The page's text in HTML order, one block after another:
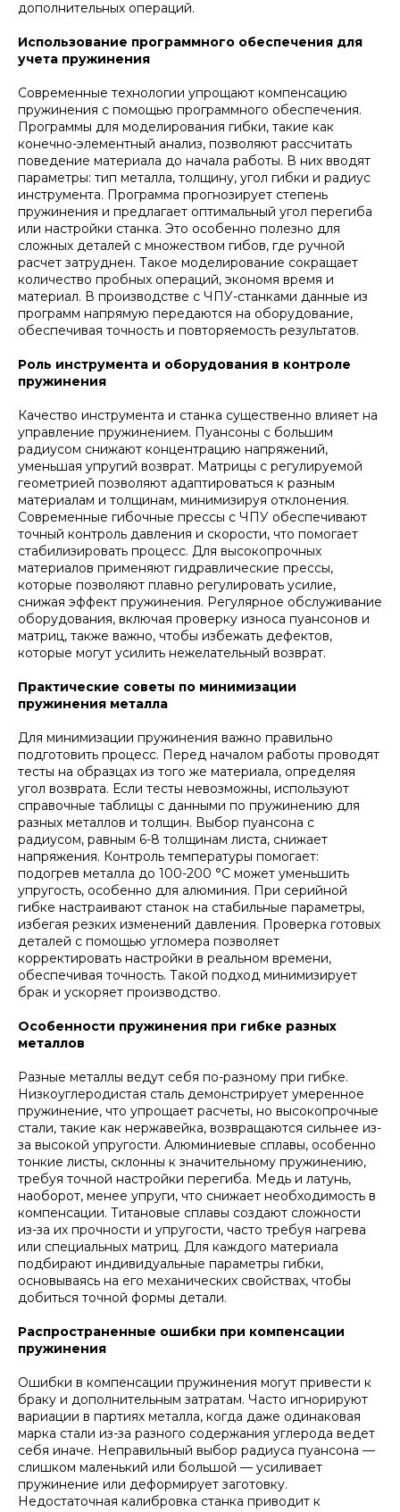
дополнительных операций.
Использование программного обеспечения для
учета пружинения
Современные технологии упрощают компенсацию
пружинения с помощью программного обеспечения.
Программы для моделирования гибки, такие как
конечно-элементный анализ, позволяют рассчитать
поведение материала до начала работы. В них вводят
параметры: тип металла, толщину, угол гибки и радиус
инструмента. Программа прогнозирует степень
пружинения и предлагает оптимальный угол перегиба
или настройки станка. Это особенно полезно для
сложных деталей с множеством гибов, где ручной
расчет затруднен. Такое моделирование сокращает
количество пробных операций, экономя время и
материал. В производстве с ЧПУ-станками данные из
программ напрямую передаются на оборудование,
обеспечивая точность и повторяемость результатов.
Роль инструмента и оборудования в контроле
пружинения
Качество инструмента и станка существенно влияет на
управление пружинением. Пуансоны с большим
радиусом снижают концентрацию напряжений,
уменьшая упругий возврат. Матрицы с регулируемой
геометрией позволяют адаптироваться к разным
материалам и толщинам, минимизируя отклонения.
Современные гибочные прессы с ЧПУ обеспечивают
точный контроль давления и скорости, что помогает
стабилизировать процесс. Для высокопрочных
материалов применяют гидравлические прессы,
которые позволяют плавно регулировать усилие,
снижая эффект пружинения. Регулярное обслуживание
оборудования, включая проверку износа пуансонов и
матриц, также важно, чтобы избежать дефектов,
которые могут усилить нежелательный возврат.
Практические советы по минимизации
пружинения металла
Для минимизации пружинения важно правильно
подготовить процесс. Перед началом работы проводят
тесты на образцах из того же материала, определяя
угол возврата. Если тесты невозможны, используют
справочные таблицы с данными по пружинению для
разных металлов и толщин. Выбор пуансона с
радиусом, равным 6-8 толщинам листа, снижает
напряжения. Контроль температуры помогает:
подогрев металла до 100-200 °C может уменьшить
упругость, особенно для алюминия. При серийной
гибке настраивают станок на стабильные параметры,
избегая резких изменений давления. Проверка готовых
деталей с помощью угломера позволяет
корректировать настройки в реальном времени,
обеспечивая точность. Такой подход минимизирует
брак и ускоряет производство.
Особенности пружинения при гибке разных
металлов
Разные металлы ведут себя по-разному при гибке.
Низкоуглеродистая сталь демонстрирует умеренное
пружинение, что упрощает расчеты, но высокопрочные
стали, такие как нержавейка, возвращаются сильнее из-
за высокой упругости. Алюминиевые сплавы, особенно
тонкие листы, склонны к значительному пружинению,
требуя точной настройки перегиба. Медь и латунь,
наоборот, менее упруги, что снижает необходимость в
компенсации. Титановые сплавы создают сложности
из-за их прочности и упругости, часто требуя нагрева
или специальных матриц. Для каждого материала
подбирают индивидуальные параметры гибки,
основываясь на его механических свойствах, чтобы
добиться точной формы детали.
Распространенные ошибки при компенсации
пружинения
Ошибки в компенсации пружинения могут привести к
браку и дополнительным затратам. Часто игнорируют
вариации в партиях металла, когда даже одинаковая
марка стали из-за разного содержания углерода ведет
себя иначе. Неправильный выбор радиуса пуансона —
слишком маленький или большой — усиливает
пружинение или деформирует заготовку.
Недостаточная калибровка станка приводит к